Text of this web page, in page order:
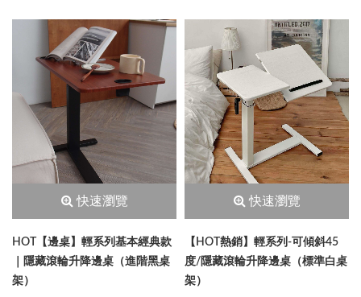
快速瀏覽
HOT【邊桌】輕系列基本經典款
｜隱藏滾輪升降邊桌（進階黑桌
架）
快速瀏覽
【HOT熱銷】輕系列-可傾斜45
度/隱藏滾輪升降邊桌（標準白桌
架）